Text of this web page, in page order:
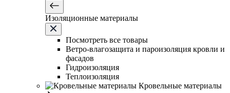
Изоляционные материалы
Посмотреть все товары
Ветро-влагозащита и пароизоляция кровли и
фасадов
Гидроизоляция
Теплоизоляция
Кровельные материалы